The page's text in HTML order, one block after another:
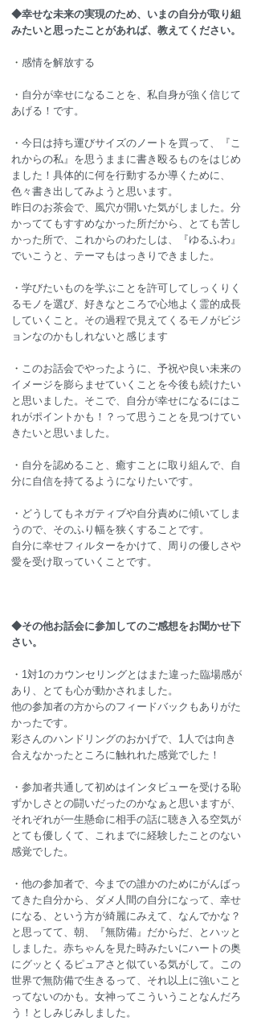
◆幸せな未来の実現のため、いまの自分が取り組
みたいと思ったことがあれば、教えてください。
・ 感情を解放する
・ 自分が幸せになることを、私自身が強く信じて
あげる！です。
・ 今日は持ち運びサイズのノートを買って、『こ
れからの私』を思うままに書き殴るものをはじめ
ました！具体的に何を行動するか導くために、
色々書き出してみようと思います。
昨日のお茶会で、風穴が開いた気がしました。分
かっててもすすめなかった所だから、とても苦し
かった所で、これからのわたしは、『ゆるふわ』
でいこうと、テーマもはっきりできました。
・ 学びたいものを学ぶことを許可してしっくりく
るモノを選び、好きなところで心地よく霊的成長
していくこと。その過程で見えてくるモノがビジ
ョンなのかもしれないと感じます
・ このお話会でやったように、予祝や良い未来の
イメージを膨らませていくことを今後も続けたい
と思いました。そこで、自分が幸せになるにはこ
れがポイントかも！？って思うことを見つけてい
きたいと思いました。
・ 自分を認めること、癒すことに取り組んで、自
分に自信を持てるようになりたいです。
・ どうしてもネガティブや自分責めに傾いてしま
うので、そのふり幅を狭くすることです。
自分に幸せフィルターをかけて、周りの優しさや
愛を受け取っていくことです。
◆その他お話会に参加してのご感想をお聞かせ下
さい。
・ 1対1のカウンセリングとはまた違った臨場感が
あり、とても心が動かされました。
他の参加者の方からのフィードバックもありがた
かったです。
彩さんのハンドリングのおかげで、1人では向き
合えなかったところに触れれた感覚でした！
・ 参加者共通して初めはインタビューを受ける恥
ずかしさとの闘いだったのかなぁと思いますが、
それぞれが一生懸命に相手の話に聴き入る空気が
とても優しくて、これまでに経験したことのない
感覚でした。
・ 他の参加者で、今までの誰かのためにがんばっ
てきた自分から、ダメ人間の自分になって、幸せ
になる、という方が綺麗にみえて、なんでかな？
と思ってて、朝、『無防備』だからだ、とハッと
しました。赤ちゃんを見た時みたいにハートの奥
にグッとくるピュアさと似ている気がして。この
世界で無防備で生きるって、それ以上に強いこと
ってないのかも。女神ってこういうことなんだろ
う！としみじみしました。